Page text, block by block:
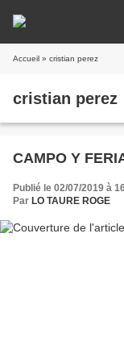
Accueil » cristian perez
cristian perez
CAMPO Y
Publié le 02/07/2019 à
Par LO TAURE ROGE